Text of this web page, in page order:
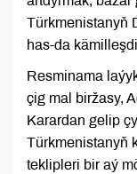
Türkmenistanyň
has-da
Resminama
çig mal biržasy,
Karardan gelip
Türkmenistanyň
teklipleri bir aý